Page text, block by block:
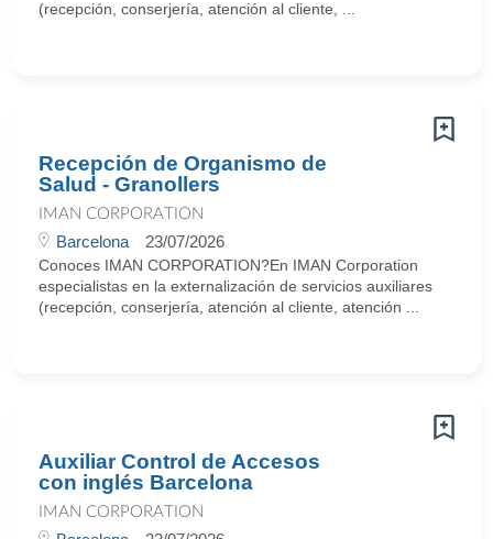
(recepción, conserjería, atención al cliente, ...
Recepción de Organismo de
Salud - Granollers
IMAN CORPORATION
Barcelona 23/07/2026
Conoces IMAN CORPORATION?En IMAN Corporation
especialistas en la externalización de servicios auxiliares
(recepción, conserjería, atención al cliente, atención ...
Auxiliar Control de Accesos
con inglés Barcelona
IMAN CORPORATION